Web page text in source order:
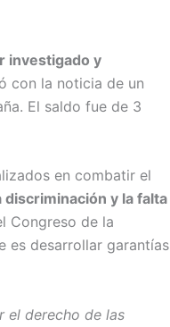
investigado y
con la noticia de un
El saldo fue de 3
en combatir el
y la falta
Congreso de la
es desarrollar garantías
el derecho de las